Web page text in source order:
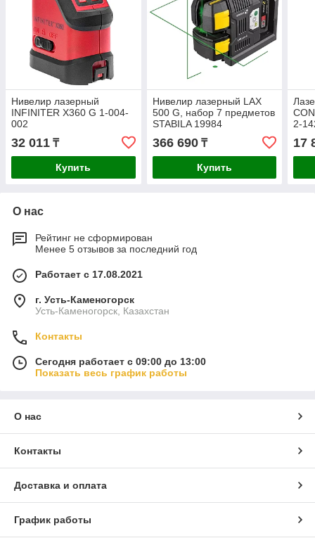
Нивелир лазерный
INFINITER X360 G 1-004-
002
32 011 ₸
Купить
Нивелир лазерный LAX
500 G, набор 7 предметов
STABILA 19984
366 690₸
Купить
2-
17
О нас
Рейтинг не сформирован
Менее 5 отзывов за последний год
Работает с 17.08.2021
г. Усть-Каменогорск
Усть-Каменогорск, Казахстан
Контакты
Сегодня работает с 09:00 до 13:00
Показать весь график работы
О нас
Контакты
Доставка и оплата
График работы